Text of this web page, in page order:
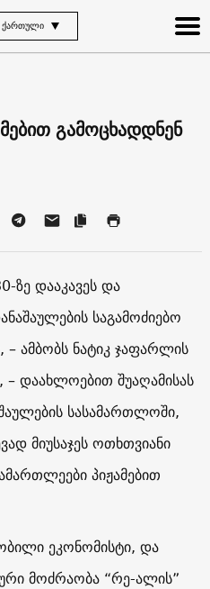
ᲥᲐᲠᲗᲣᲚᲘ
გამოცხადდნენ
ზე დააკავეს და
საგამოძიებო
– ამბობს ნატიკ ჯაფარლის
დაახლოებით შუაღამისას
სასამართლოში,
მიუსაჯეს ოთხთვიანი
პიჟამებით
ეკონომისტი, და
მოძრაობა “რე-ალის”